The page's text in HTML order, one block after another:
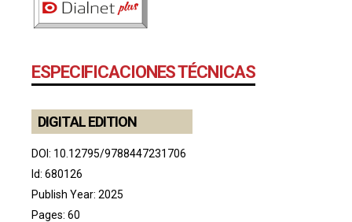
ESPECIFICACIONES TÉCNICAS
DIGITAL EDITION
DOI: 10.12795/9788447231706
Id: 680126
Publish Year: 2025
Pages: 60